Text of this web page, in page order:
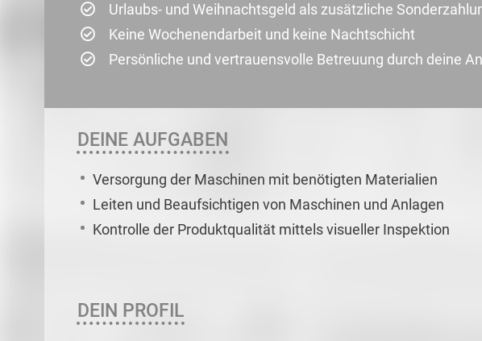
Urlaubs- und Weihnachtsgeld als zusätzliche
Keine Wochenendarbeit und keine Nachtschicht
Persönliche und vertrauensvolle Betreuung durch deine
DEINE AUFGABEN
Versorgung der Maschinen mit benötigten Materialien
Leiten und Beaufsichtigen von Maschinen und Anlagen
Kontrolle der Produktqualität mittels visueller Inspektion
DEIN PROFIL